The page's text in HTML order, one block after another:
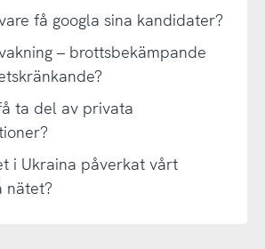
få googla sina kandidater?
– brottsbekämpande
ta del av privata
i Ukraina påverkat vårt
nätet?